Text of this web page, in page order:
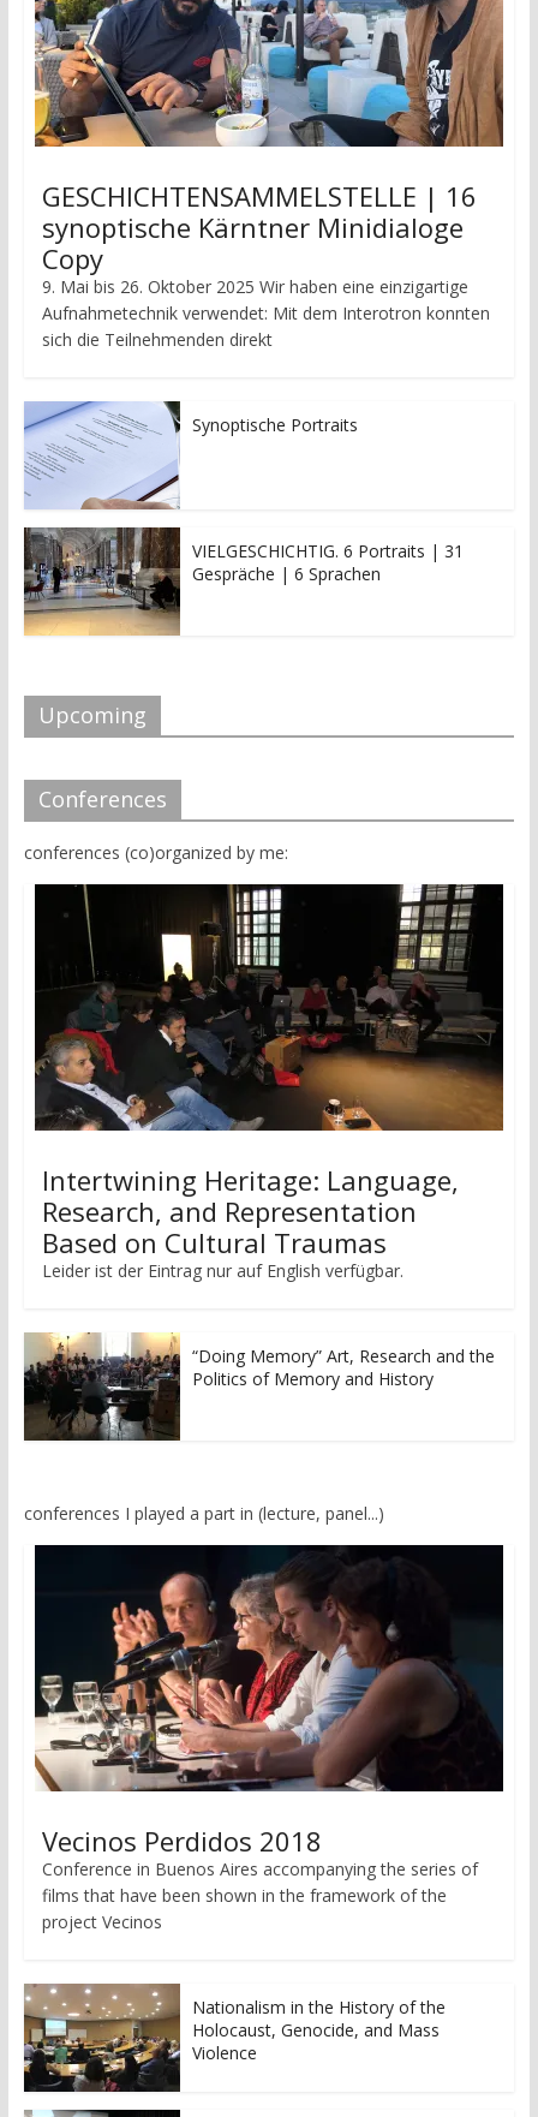
GESCHICHTENSAMMELSTELLE | 16
synoptische Kärntner Minidialoge
Copy
9. Mai bis 26. Oktober 2025 Wir haben eine einzigartige
Aufnahmetechnik verwendet: Mit dem Interotron konnten
sich die Teilnehmenden direkt
Synoptische Portraits
VIELGESCHICHTIG. 6 Portraits | 31
Gespräche | 6 Sprachen
Upcoming
Conferences
conferences (co)organized by me:
Intertwining Heritage: Language,
Research, and Representation
Based on Cultural Traumas
Leider ist der Eintrag nur auf English verfügbar.
“Doing Memory” Art, Research and the
Politics of Memory and History
conferences I played a part in (lecture, panel...)
Vecinos Perdidos 2018
Conference in Buenos Aires accompanying the series of
films that have been shown in the framework of the
project Vecinos
Nationalism in the History of the
Holocaust, Genocide, and Mass
Violence